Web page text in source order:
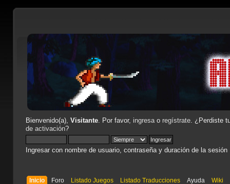
Bienvenido(a), Visitante. Por favor, ingresao regístrate. ¿Perdiste
de activación?
Ingresar con nombre de usuario, contraseña y duración de la sesión
Inicio Foro Listado Juegos Listado Traducciones Ayuda Wiki